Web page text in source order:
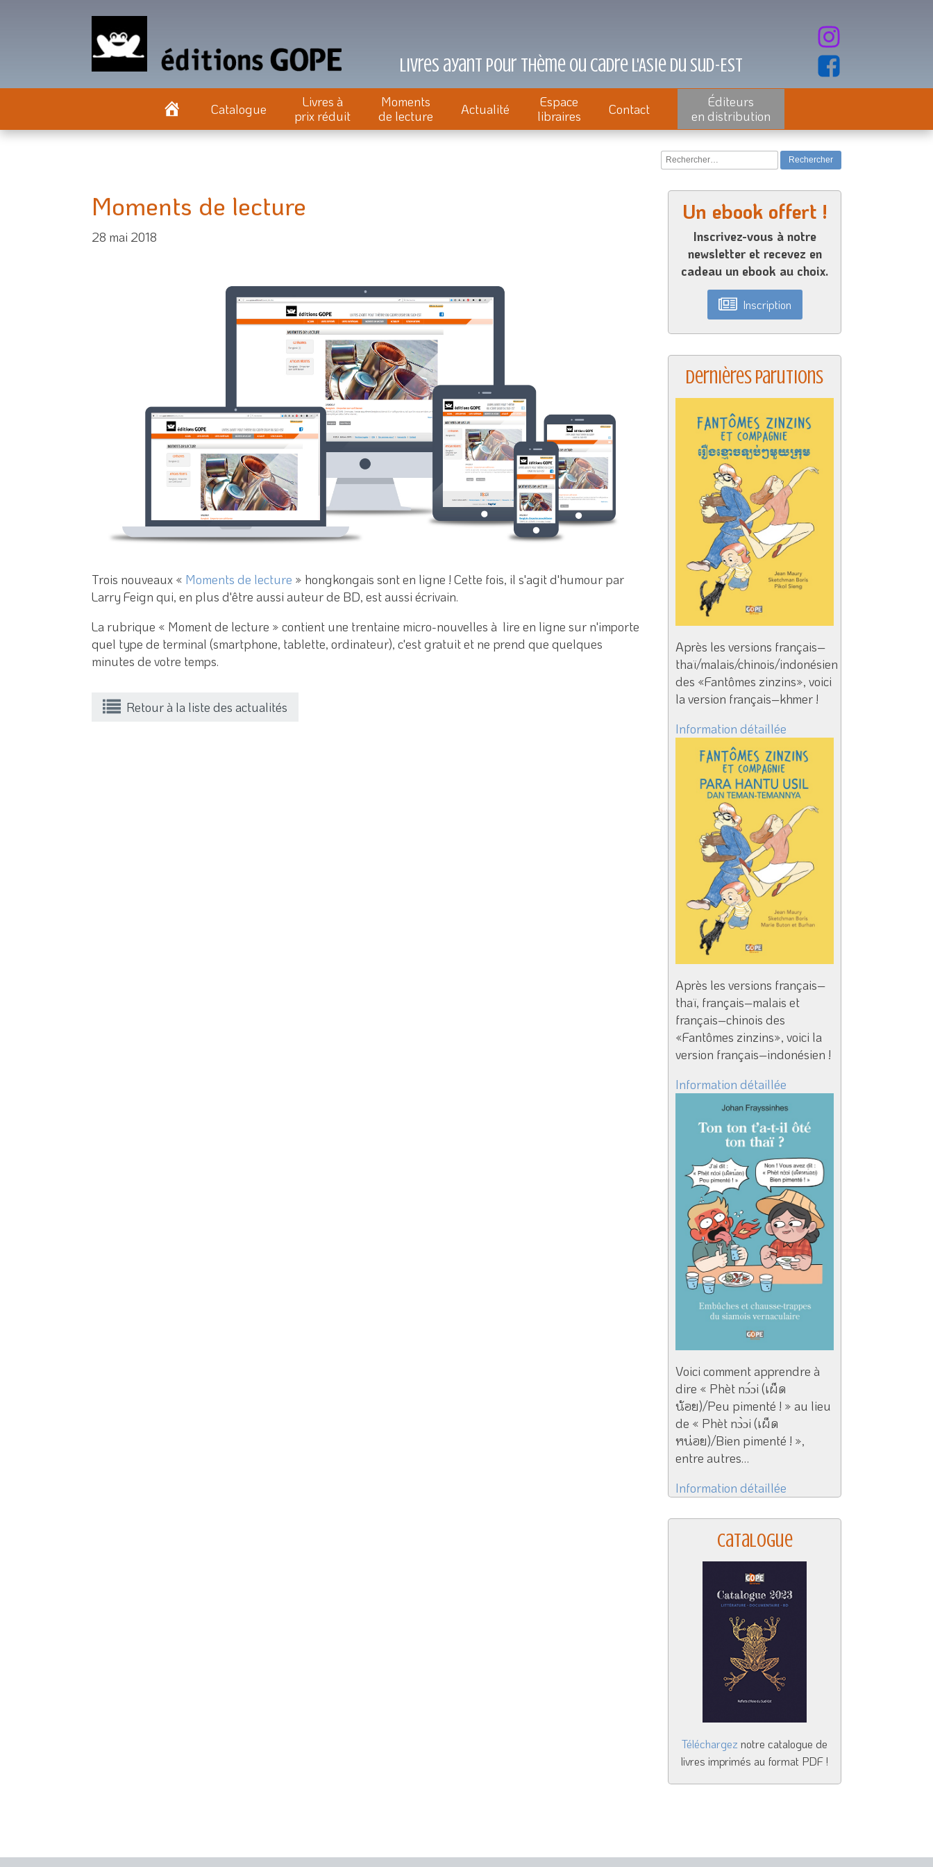
Livres ayant pour thème ou cadre l'Asie du Sud-Est
Catalogue
Livres à
prix réduit
Moments
de lecture
Actualité
Espace
libraires
Contact
Éditeurs
en distribution
Rechercher :
Moments de lecture
28 mai 2018
Trois nouveaux « Moments de lecture » hongkongais sont en ligne ! Cette fois, il s'agit d'humour par
Larry Feign qui, en plus d'être aussi auteur de BD, est aussi écrivain.
La rubrique « Moment de lecture » contient une trentaine micro-nouvelles à lire en ligne sur n'importe
quel type de terminal (smartphone, tablette, ordinateur), c'est gratuit et ne prend que quelques
minutes de votre temps.
Retour à la liste des actualités
Un ebook offert !
Inscrivez-vous à notre
newsletter et recevez en
cadeau un ebook au choix.
Inscription
Dernières parutions
Après les versions français–
thaï/malais/chinois/indonésien
des «Fantômes zinzins», voici
la version français–khmer !
Information détaillée
Après les versions français–
thaï, français–malais et
français–chinois des
«Fantômes zinzins», voici la
version français–indonésien !
Information détaillée
Voici comment apprendre à
dire « Phèt nɔ́ɔi (เผ็ด
น้อย)/Peu pimenté ! » au lieu
de « Phèt nɔ̀ɔi (เผ็ด
หน่อย)/Bien pimenté ! »,
entre autres…
Information détaillée
Catalogue
Téléchargez notre catalogue de
livres imprimés au format PDF !